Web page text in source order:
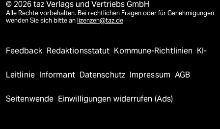
© 2026 taz Verlags und Vertriebs GmbH
Alle Rechte vorbehalten. Bei rechtlichen Fragen oder für Genehmigungen
wenden Sie sich bitte an lizenzen@taz.de
Feedback Redaktionsstatut Kommune-Richtlinien KI-
Leitlinie Informant Datenschutz Impressum AGB
Seitenwende Einwilligungen widerrufen (Ads)